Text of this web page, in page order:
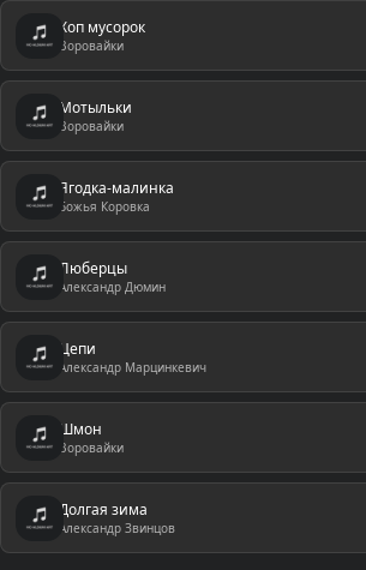
Хоп мусорок
Воровайки
Мотыльки
Воровайки
Ягодка-малинка
Божья Коровка
Люберцы
Александр Дюмин
Цепи
Александр Марцинкевич
Шмон
Воровайки
Долгая зима
Александр Звинцов